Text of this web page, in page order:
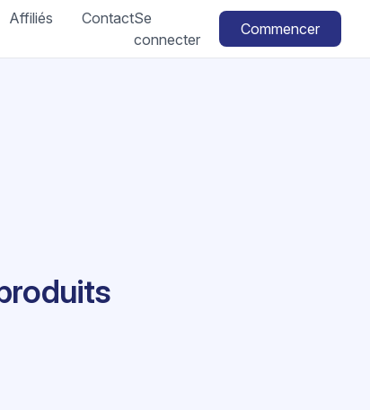
Affiliés ContactSe
connecter
Commencer